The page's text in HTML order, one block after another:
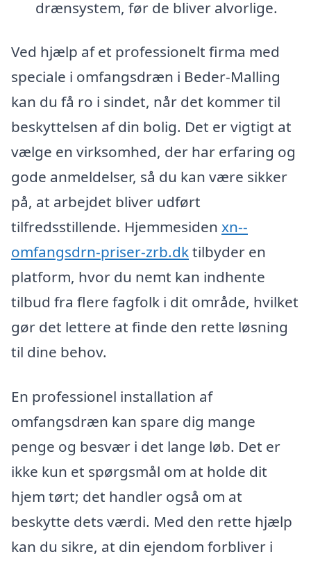
drænsystem, før de bliver alvorlige.
Ved hjælp af et professionelt firma med
speciale i omfangsdræn i Beder-Malling
kan du få ro i sindet, når det kommer til
beskyttelsen af din bolig. Det er vigtigt at
vælge en virksomhed, der har erfaring og
gode anmeldelser, så du kan være sikker
på, at arbejdet bliver udført
tilfredsstillende. Hjemmesiden xn--
omfangsdrn-priser-zrb.dktilbyder en
platform, hvor du nemt kan indhente
tilbud fra flere fagfolk i dit område, hvilket
gør det lettere at finde den rette løsning
til dine behov.
En professionel installation af
omfangsdræn kan spare dig mange
penge og besvær i det lange løb. Det er
ikke kun et spørgsmål om at holde dit
hjem tørt; det handler også om at
beskytte dets værdi. Med den rette hjælp
kan du sikre, at din ejendom forbliver i